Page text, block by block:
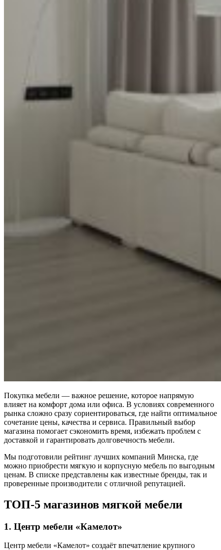
Покупка мебели — важное решение, которое напрямую
влияет на комфорт дома или офиса. В условиях современного
рынка сложно сразу сориентироваться, где найти оптимальное
сочетание цены, качества и сервиса. Правильный выбор
магазина помогает сэкономить время, избежать проблем с
доставкой и гарантировать долговечность мебели.
Мы подготовили рейтинг лучших компаний Минска, где
можно приобрести мягкую и корпусную мебель по выгодным
ценам. В списке представлены как известные бренды, так и
проверенные производители с отличной репутацией.
ТОП-5 магазинов мягкой мебели
1. Центр мебели «Камелот»
Центр мебели «Камелот» создаёт впечатление крупного